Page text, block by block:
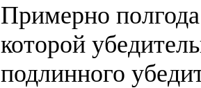
Примерно
которой
подлинного